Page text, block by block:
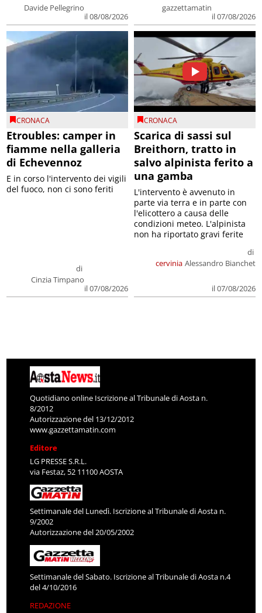
Davide Pellegrino
il 08/08/2026
gazzettamatin
il 07/08/2026
CRONACA
Etroubles: camper in
fiamme nella galleria
di Echevennoz
di
Cinzia Timpano
il 07/08/2026
E in corso l'intervento dei vigili
del fuoco, non ci sono feriti
CRONACA
Scarica di sassi sul
Breithorn, tratto in
salvo alpinista ferito a
una gamba
cervinia
di
Alessandro Bianchet
il 07/08/2026
L'intervento è avvenuto in
parte via terra e in parte con
l'elicottero a causa delle
condizioni meteo. L'alpinista
non ha riportato gravi ferite
Quotidiano online Iscrizione al Tribunale di Aosta n.
8/2012
Autorizzazione del 13/12/2012
www.gazzettamatin.com
Editore
LG PRESSE S.R.L.
via Festaz, 52 11100 AOSTA
Settimanale del Lunedì. Iscrizione al Tribunale di Aosta n.
9/2002
Autorizzazione del 20/05/2002
Settimanale del Sabato. Iscrizione al Tribunale di Aosta n.4
del 4/10/2016
REDAZIONE